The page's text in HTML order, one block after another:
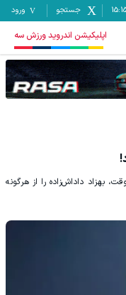
جستجو ورود
اپلیکیشن اندروید ورزش سه
بهزاد داداش‌زاده را از هرگونه